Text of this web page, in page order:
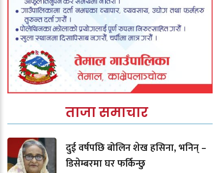
ताजा समाचार
दुई वर्षपछि बोलिन शेख हसिना, भनिन् –
डिसेम्बरमा घर फर्किन्छु